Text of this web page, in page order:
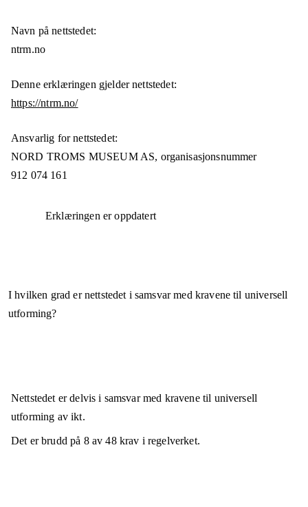
Navn på nettstedet:
ntrm.no
Denne erklæringen gjelder nettstedet:
https://ntrm.no/
Ansvarlig for nettstedet:
NORD TROMS MUSEUM AS, organisasjonsnummer
912 074 161
Erklæringen er oppdatert
I hvilken grad er nettstedet i samsvar med kravene til universell
utforming?
Nettstedet erdelvis i samsvarmed kravene til universell
utforming av ikt.
Det er brudd på 8av48krav i regelverket.